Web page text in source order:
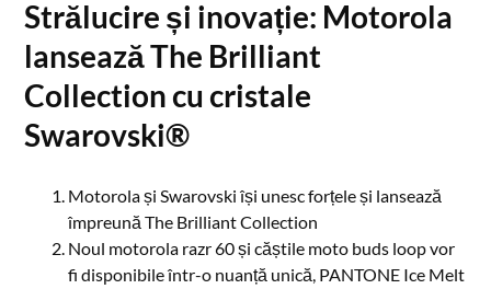
Strălucire și inovație: Motorola
lansează The Brilliant
Collection cu cristale
Swarovski®
Motorola și Swarovski își unesc forțele și lansează
împreună The Brilliant Collection
Noul motorola razr 60 și căștile moto buds loop vor
fi disponibile într-o nuanță unică, PANTONE Ice Melt